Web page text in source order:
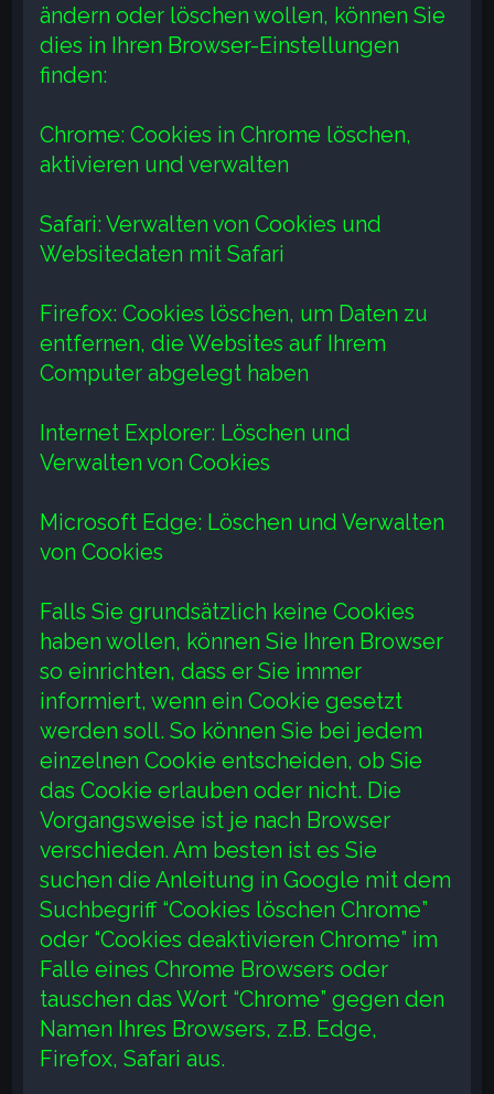
ändern oder löschen wollen, können Sie
dies in Ihren Browser-Einstellungen
finden:
Chrome: Cookies in Chrome löschen,
aktivieren und verwalten
Safari: Verwalten von Cookies und
Websitedaten mit Safari
Firefox: Cookies löschen, um Daten zu
entfernen, die Websites auf Ihrem
Computer abgelegt haben
Internet Explorer: Löschen und
Verwalten von Cookies
Microsoft Edge: Löschen und Verwalten
von Cookies
Falls Sie grundsätzlich keine Cookies
haben wollen, können Sie Ihren Browser
so einrichten, dass er Sie immer
informiert, wenn ein Cookie gesetzt
werden soll. So können Sie bei jedem
einzelnen Cookie entscheiden, ob Sie
das Cookie erlauben oder nicht. Die
Vorgangsweise ist je nach Browser
verschieden. Am besten ist es Sie
suchen die Anleitung in Google mit dem
Suchbegriff “Cookies löschen Chrome”
oder “Cookies deaktivieren Chrome” im
Falle eines Chrome Browsers oder
tauschen das Wort “Chrome” gegen den
Namen Ihres Browsers, z.B. Edge,
Firefox, Safari aus.